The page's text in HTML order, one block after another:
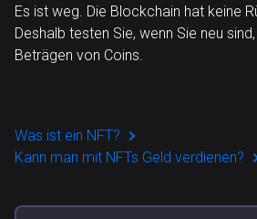
Es ist weg. Die Blockchain hat keine
Deshalb testen Sie, wenn Sie neu
Beträgen von Coins.
Was ist ein NFT?
Kann man mit NFTs Geld verdienen?